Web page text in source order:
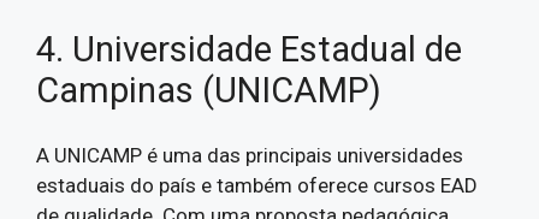
4. Universidade Estadual de
Campinas (UNICAMP)
A UNICAMP é uma das principais universidades
estaduais do país e também oferece cursos EAD